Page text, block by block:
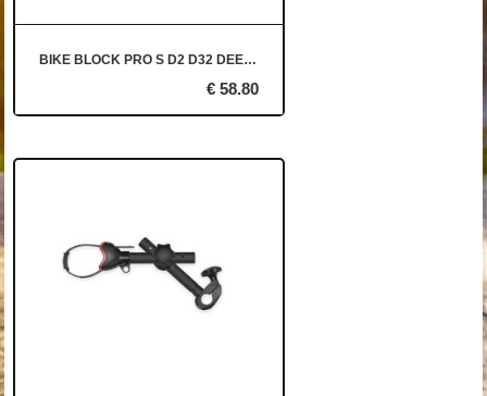
BIKE BLOCK PRO S D2 D32 DEEP BLACK
€ 58.80